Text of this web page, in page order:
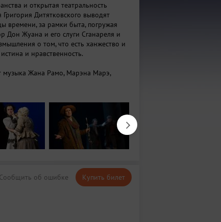
и открытая театральность
Григория Дитятковского выводят
времени, за рамки быта, погружая
Дон Жуана и его слуги Сганареля и
о том, что есть ханжество и
и нравственность.
музыка Жана Рамо, Марэна Марэ,
Сообщить об ошибке Купить билет